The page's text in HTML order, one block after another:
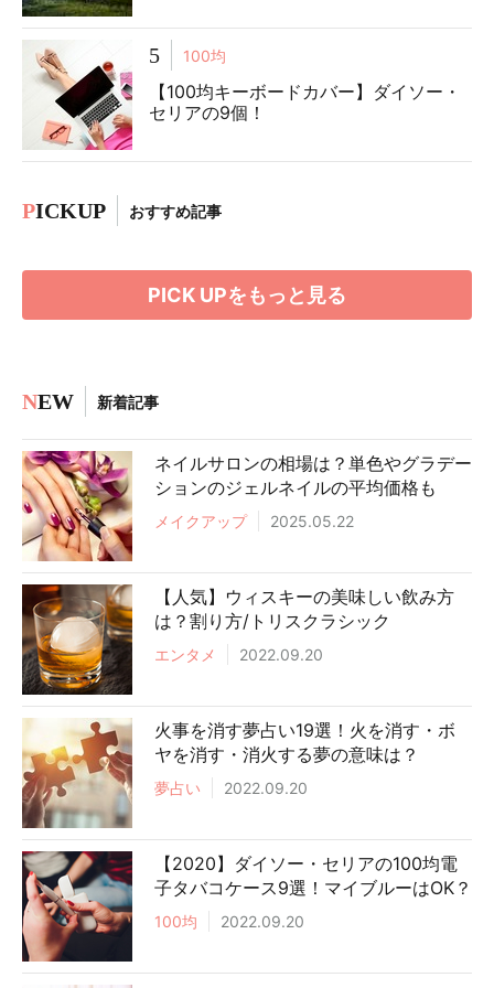
5 100均
【100均キーボードカバー】ダイソー・
セリアの9個！
PICKUP おすすめ記事
PICK UPをもっと見る
NEW 新着記事
ネイルサロンの相場は？単色やグラデー
ションのジェルネイルの平均価格も
メイクアップ 2025.05.22
【人気】ウィスキーの美味しい飲み方
は？割り方/トリスクラシック
エンタメ 2022.09.20
火事を消す夢占い19選！火を消す・ボ
ヤを消す・消火する夢の意味は？
夢占い 2022.09.20
【2020】ダイソー・セリアの100均電
子タバコケース9選！マイブルーはOK？
100均 2022.09.20